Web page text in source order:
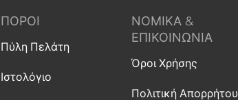
ΠΌΡΟΙ
Πύλη Πελάτη
Ιστολόγιο
ΝΟΜΙΚΆ &
ΕΠΙΚΟΙΝΩΝΊΑ
Όροι Χρήσης
Πολιτική Απορρήτου